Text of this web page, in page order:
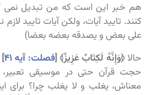
هم خبر این است که من تبدیل نمی
کنند. تایید آیات، ولکن آیات تایید
علی بعض و یصدقه بعضه بعضا)
حالا ﴿وَإِنَّهُ لَكِتَابٌ عَزِيزٌ﴾ [فصلت: آیه ۴۱ ]
حجت قرآن حتی در موسیقی
معناش، یغلب و لا یغلب چرا؟ برای